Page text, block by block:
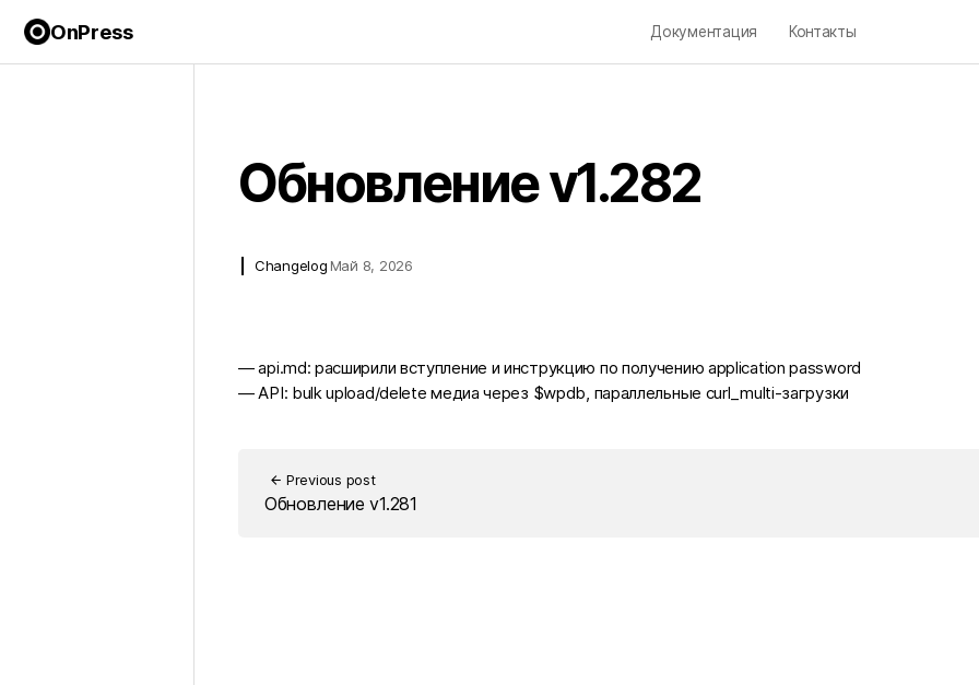
OnPress Документация Контакты
Обновление v1.282
Changelog Май 8, 2026
— api.md: расширили вступление и инструкцию по получению application password
— API: bulk upload/delete медиа через $wpdb, параллельные curl_multi-загрузки
arrow_back Previous post
Обновление v1.281